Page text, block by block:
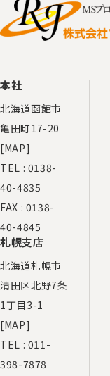
本社
北海道函館市
亀田町17-20
[MAP]
TEL : 0138-
40-4835
FAX : 0138-
40-4845
札幌支店
北海道札幌市
清田区北野7条
1丁目3-1
[MAP]
TEL : 011-
398-7878